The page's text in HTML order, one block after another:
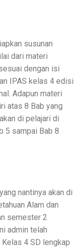
susunan
dari materi
dengan isi
IPAS kelas 4 edisi
Adapun materi
atas 8 Bab yang
di pelajari di
5 sampai Bab 8
nantinya akan di
Alam dan
semester 2
admin telah
4 SD lengkap